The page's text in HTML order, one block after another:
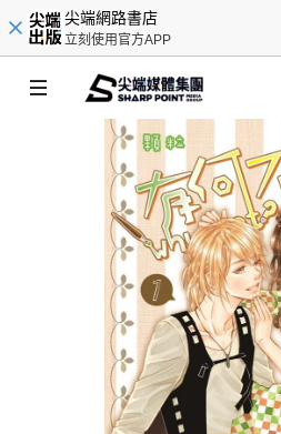
尖端網路書店
立刻使用官方APP